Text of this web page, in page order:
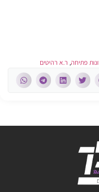
פתיחה, ר.א רהיטים